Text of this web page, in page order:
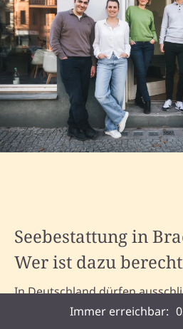
Seebestattung in
Wer ist dazu
In Deutschland dürfen
Bestattungsunternehmen wie
Immer erreichbar: